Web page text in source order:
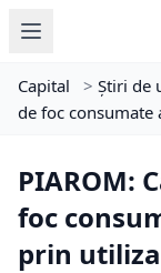
Capital > Știri de
de foc consumate
PIAROM:
foc
prin